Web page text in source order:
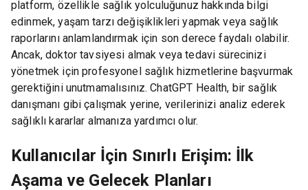
platform, özellikle sağlık yolculuğunuz hakkında bilgi
edinmek, yaşam tarzı değişiklikleri yapmak veya sağlık
raporlarını anlamlandırmak için son derece faydalı olabilir.
Ancak, doktor tavsiyesi almak veya tedavi sürecinizi
yönetmek için profesyonel sağlık hizmetlerine başvurmak
gerektiğini unutmamalısınız. ChatGPT Health, bir sağlık
danışmanı gibi çalışmak yerine, verilerinizi analiz ederek
sağlıklı kararlar almanıza yardımcı olur.
Kullanıcılar İçin Sınırlı Erişim: İlk
Aşama ve Gelecek Planları